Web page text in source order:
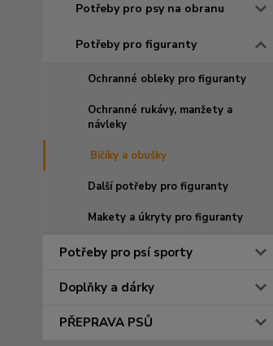
Potřeby pro psy na obranu
Potřeby pro figuranty
Ochranné obleky pro figuranty
Ochranné rukávy, manžety a
návleky
Bičíky a obušky
Další potřeby pro figuranty
Makety a úkryty pro figuranty
Potřeby pro psí sporty
Doplňky a dárky
PŘEPRAVA PSŮ